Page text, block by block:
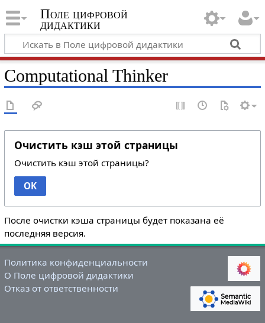
Поле цифровой
дидактики
Computational Thinker
Очистить кэш этой страницы
Очистить кэш этой страницы?
OK
После очистки кэша страницы будет показана её
последняя версия.
Политика конфиденциальности
О Поле цифровой дидактики
Отказ от ответственности